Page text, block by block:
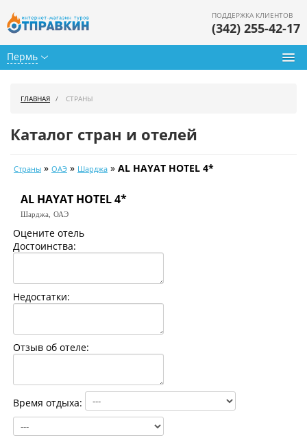
Пермь
ПОДДЕРЖКА КЛИЕНТОВ
(342) 255-42-17
Календарь туров
Цены дня
Страны
ГЛАВНАЯ СТРАНЫ
Каталог стран и отелей
Страны » ОАЭ » Шарджа » AL HAYAT HOTEL 4*
AL HAYAT HOTEL 4*
Шарджа, ОАЭ
Оцените отель
Достоинства:
Недостатки:
Отзыв об отеле:
Время отдыха: